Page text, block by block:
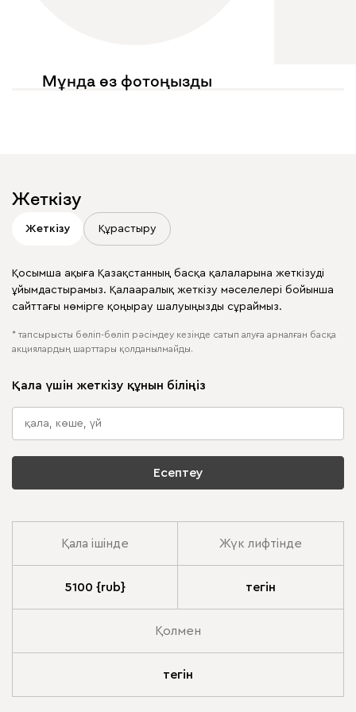
Мұнда өз фотоңызды
Жеткізу
Жеткізу Құрастыру
Қосымша ақыға Қазақстанның басқа қалаларына жеткізуді
ұйымдастырамыз. Қалааралық жеткізу мәселелері бойынша
сайттағы нөмірге қоңырау шалуыңызды сұраймыз.
* тапсырысты бөліп-бөліп рәсімдеу кезінде сатып алуға арналған басқа
акциялардың шарттары қолданылмайды.
Қала үшін жеткізу құнын біліңіз
Есептеу
Қала ішінде Жүк лифтінде
5100 {rub} тегін
Қолмен
тегін